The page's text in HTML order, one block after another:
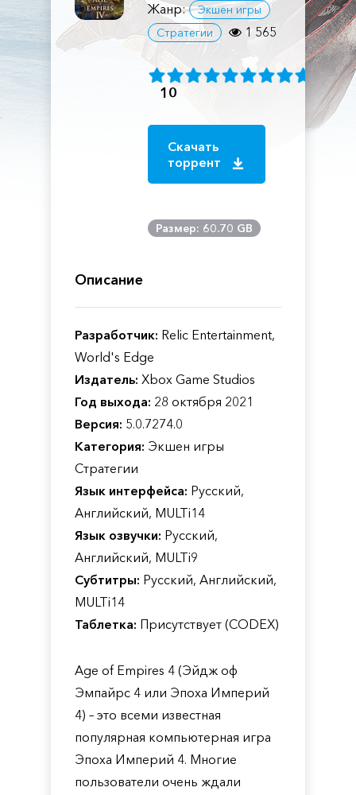
Жанр:
Экшен игры
Стратегии
1 565
10
Скачать
торрент
Размер: 60.70 GB
Описание
Разработчик: Relic Entertainment,
World's Edge
Издатель: Xbox Game Studios
Год выхода: 28 октября 2021
Версия: 5.0.7274.0
Категория: Экшен игры
Стратегии
Язык интерфейса: Русский,
Английский, MULTi14
Язык озвучки: Русский,
Английский, MULTi9
Субтитры: Русский, Английский,
MULTi14
Таблетка: Присутствует (CODEX)
Age of Empires 4 (Эйдж оф
Эмпайрс 4 или Эпоха Империй
4) – это всеми известная
популярная компьютерная игра
Эпоха Империй 4. Многие
пользователи очень ждали